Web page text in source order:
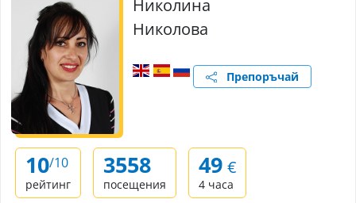
Николина
Николова
Препоръчай
10/10
рейтинг
3558
посещения
49 €
4 часа